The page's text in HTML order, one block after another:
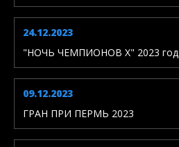
24.12.2023
"НОЧЬ ЧЕМПИОНОВ X" 2023 год
09.12.2023
ГРАН ПРИ ПЕРМЬ 2023